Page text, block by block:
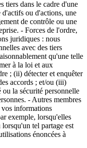
tiers dans le cadre d'une
ou d'actions, une
de contrôle ou une
- Forces de l'ordre,
juridiques : nous
avec des tiers
qu'une telle
à la loi et aux
; (ii) détecter et enquêter
accords ; et/ou (iii)
la sécurité personnelle
- Autres membres
informations
exemple, lorsqu'elles
tel partage est
énoncées à